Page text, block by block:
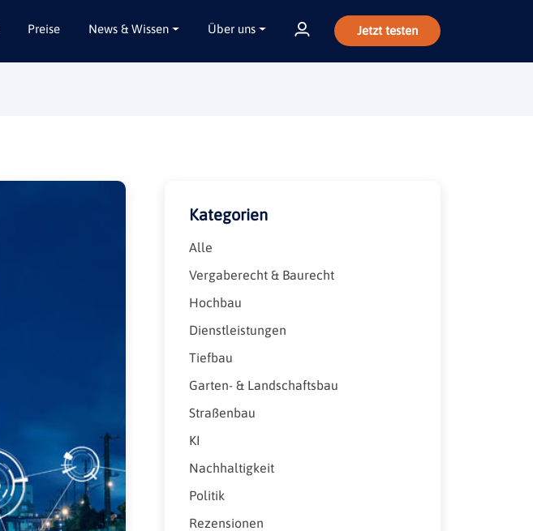
Preise News & Wissen Über uns Jetzt testen
Kategorien
Alle
Vergaberecht & Baurecht
Hochbau
Dienstleistungen
Tiefbau
Garten- & Landschaftsbau
Straßenbau
KI
Nachhaltigkeit
Politik
Rezensionen